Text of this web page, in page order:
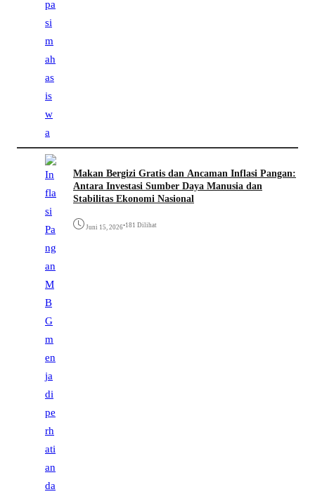
Makan Bergizi Gratis dan Ancaman Inflasi Pangan:
Antara Investasi Sumber Daya Manusia dan
Stabilitas Ekonomi Nasional
Juni 15, 2026•181 Dilihat